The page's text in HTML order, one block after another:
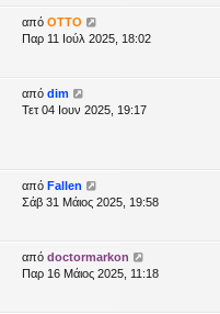
από OTTO
Παρ 11 Ιούλ 2025, 18:02
από dim
Τετ 04 Ιουν 2025, 19:17
από Fallen
Σάβ 31 Μάιος 2025, 19:58
από doctormarkon
Παρ 16 Μάιος 2025, 11:18